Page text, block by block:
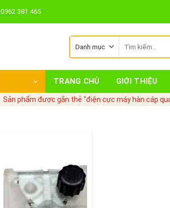
0962 381 465
kiếm:
TRANG CHỦ GIỚI THIỆU
Sản phẩm được gắn thẻ “điện cực máy hàn cáp